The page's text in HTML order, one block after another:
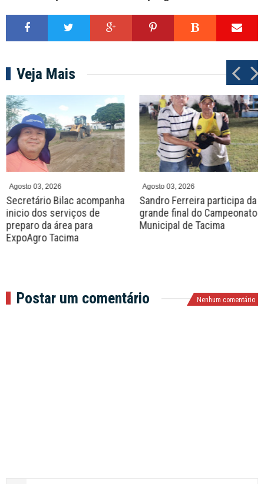
Veja Mais
Agosto 03, 2026
Secretário Bilac acompanha
inicio dos serviços de
preparo da área para
ExpoAgro Tacima
Agosto 03, 2026
Sandro Ferreira participa da
grande final do Campeonato
Municipal de Tacima
P
r
e
v
N
e
x
t
Postar um comentário Nenhum comentário